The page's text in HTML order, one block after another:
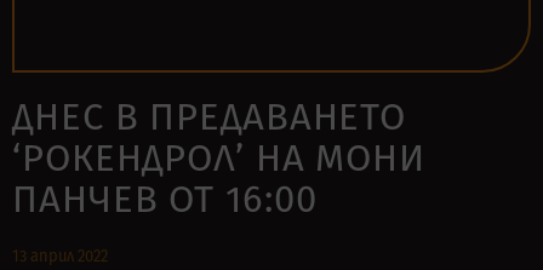
ДНЕС В ПРЕДАВАНЕТО
‘РОКЕНДРОЛ’ НА МОНИ
ПАНЧЕВ ОТ 16:00
13 април 2022